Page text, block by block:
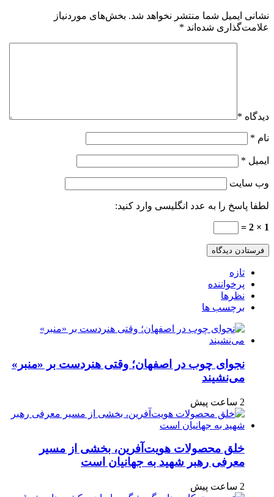
نشانی ایمیل شما منتشر نخواهد شد. بخش‌های موردنیاز
علامت‌گذاری شده‌اند *
دیدگاه *
نام *
ایمیل *
وب‌ سایت
لطفا پاسخ را به عدد انگلیسی وارد کنید:
1 × 2 =
تازه
پرخواننده
نظرها
برچسب ها
نجوای چوب در اصفهان؛ وقتی هنردست بر «منبر»
می‌نشیند
2 ساعت پیش
خلق محصولات هویت‌آفرین، بخشی از مسیر
معرفی رهبر شهید به جهانیان است
2 ساعت پیش